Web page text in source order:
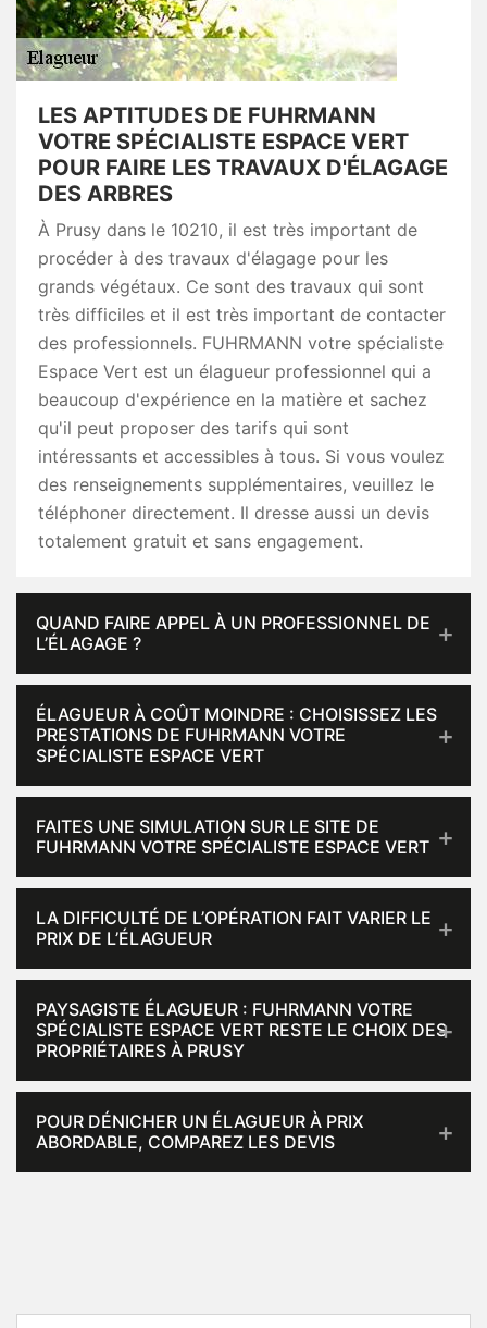
LES APTITUDES DE FUHRMANN
VOTRE SPÉCIALISTE ESPACE VERT
POUR FAIRE LES TRAVAUX D'ÉLAGAGE
DES ARBRES
À Prusy dans le 10210, il est très important de
procéder à des travaux d'élagage pour les
grands végétaux. Ce sont des travaux qui sont
très difficiles et il est très important de contacter
des professionnels. FUHRMANN votre spécialiste
Espace Vert est un élagueur professionnel qui a
beaucoup d'expérience en la matière et sachez
qu'il peut proposer des tarifs qui sont
intéressants et accessibles à tous. Si vous voulez
des renseignements supplémentaires, veuillez le
téléphoner directement. Il dresse aussi un devis
totalement gratuit et sans engagement.
QUAND FAIRE APPEL À UN PROFESSIONNEL DE
L’ÉLAGAGE ?
ÉLAGUEUR À COÛT MOINDRE : CHOISISSEZ LES
PRESTATIONS DE FUHRMANN VOTRE
SPÉCIALISTE ESPACE VERT
FAITES UNE SIMULATION SUR LE SITE DE
FUHRMANN VOTRE SPÉCIALISTE ESPACE VERT
LA DIFFICULTÉ DE L’OPÉRATION FAIT VARIER LE
PRIX DE L’ÉLAGUEUR
PAYSAGISTE ÉLAGUEUR : FUHRMANN VOTRE
SPÉCIALISTE ESPACE VERT RESTE LE CHOIX DES
PROPRIÉTAIRES À PRUSY
POUR DÉNICHER UN ÉLAGUEUR À PRIX
ABORDABLE, COMPAREZ LES DEVIS